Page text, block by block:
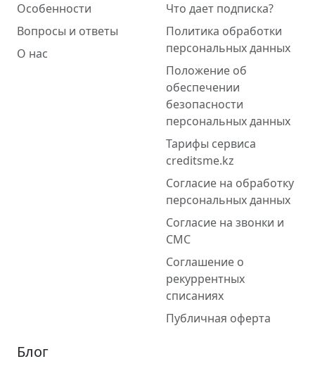
Особенности
Вопросы и ответы
О нас
Что дает подписка?
Политика обработки
персональных данных
Положение об
обеспечении
безопасности
персональных данных
Тарифы сервиса
creditsme.kz
Согласие на обработку
персональных данных
Согласие на звонки и
СМС
Соглашение о
рекуррентных
списаниях
Публичная оферта
Блог